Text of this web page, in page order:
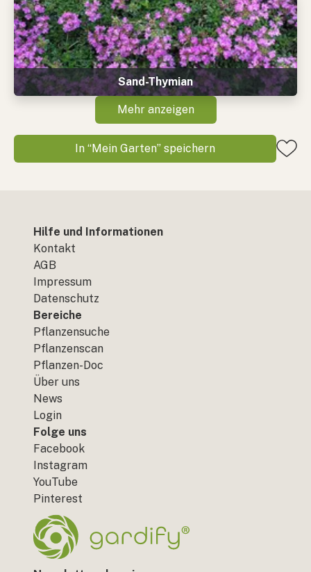
Sand-Thymian
Mehr anzeigen
In “Mein Garten” speichern
Hilfe und Informationen
Kontakt
AGB
Impressum
Datenschutz
Bereiche
Pflanzensuche
Pflanzenscan
Pflanzen-Doc
Über uns
News
Login
Folge uns
Facebook
Instagram
YouTube
Pinterest